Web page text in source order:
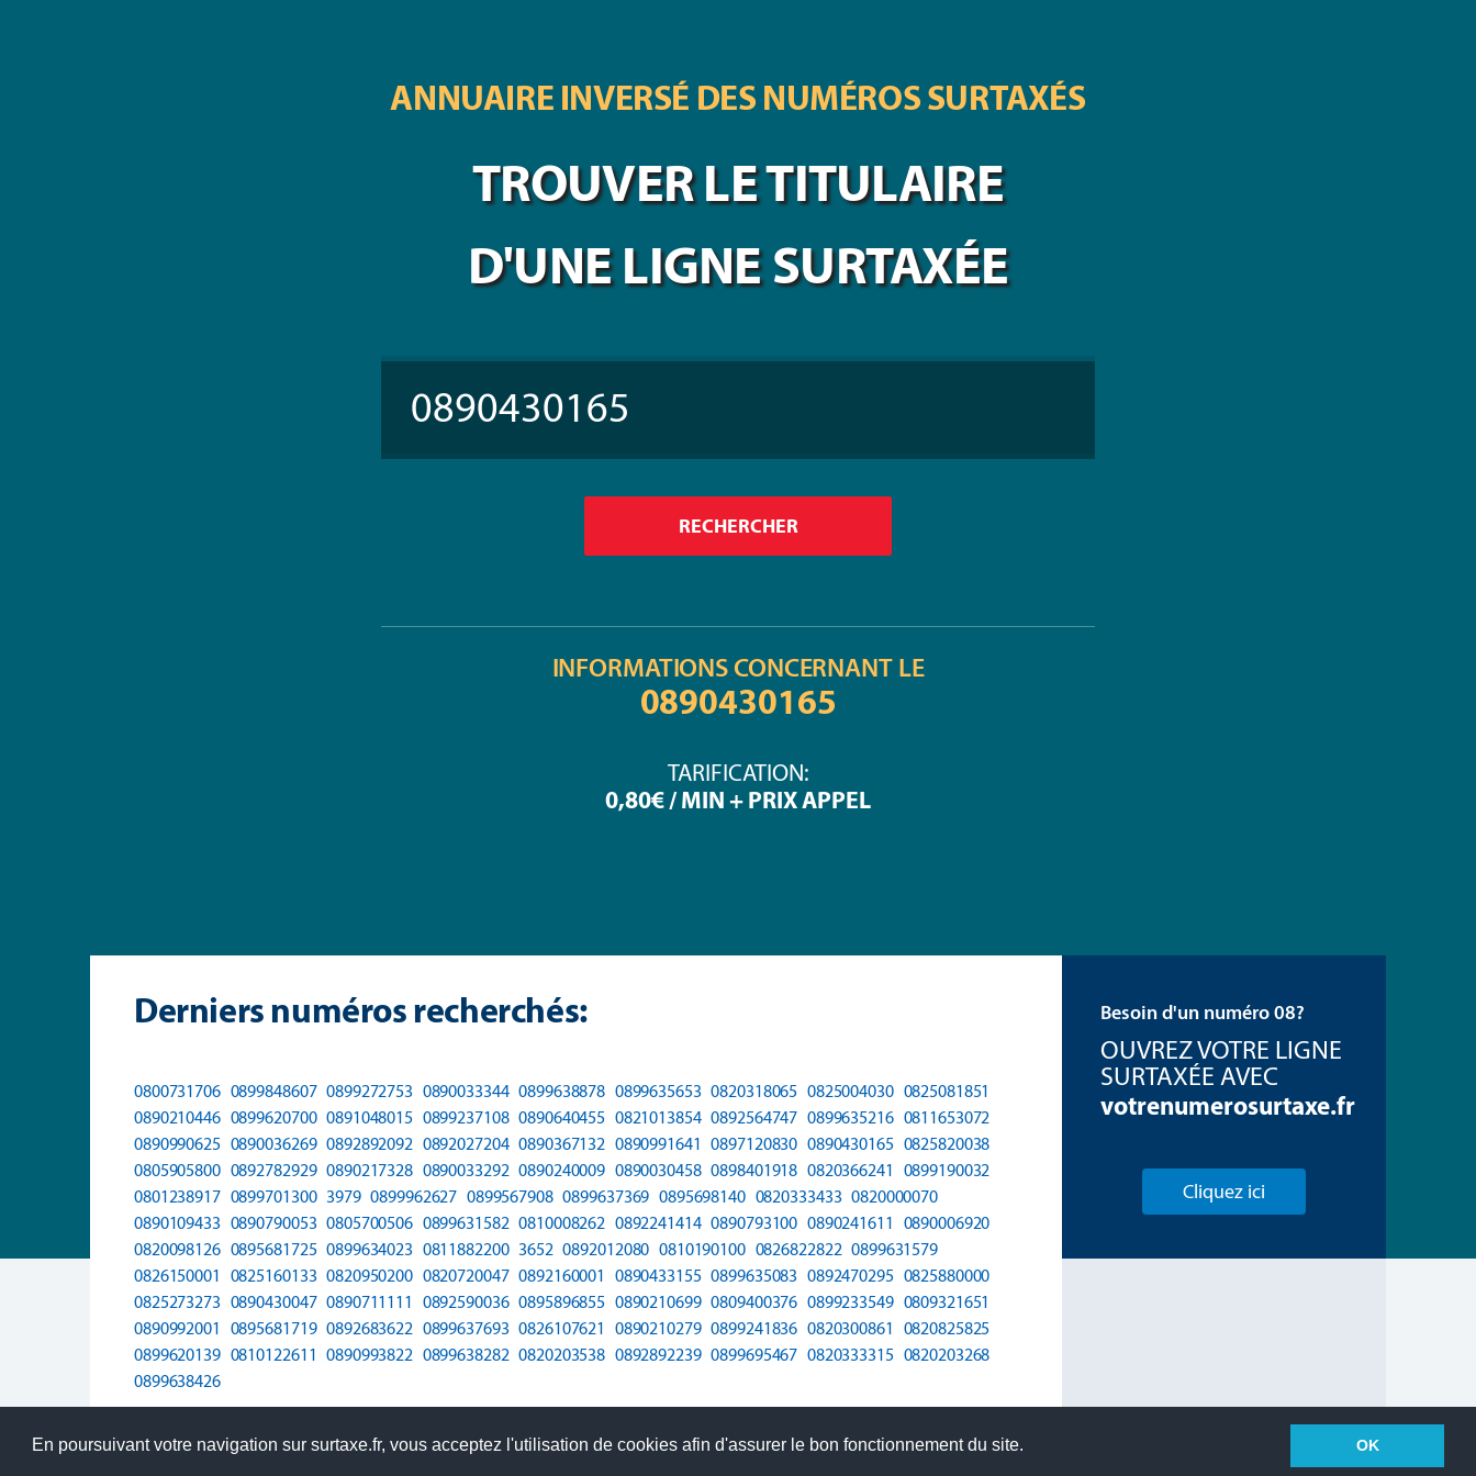
En poursuivant votre navigation sur surtaxe.fr, vous acceptez l'utilisation de cookies afin d'assurer le bon fonctionnement du site. OK
ANNUAIRE INVERSÉ DES NUMÉROS SURTAXÉS
TROUVER LE TITULAIRE
D'UNE LIGNE SURTAXÉE
INFORMATIONS CONCERNANT LE
0890430165
TARIFICATION:
0,80€ / MIN + PRIX APPEL
Derniers numéros recherchés:
0800731706 0899848607 0899272753 0890033344 0899638878 0899635653 0820318065 0825004030 0825081851
0890210446 0899620700 0891048015 0899237108 0890640455 0821013854 0892564747 0899635216 0811653072
0890990625 0890036269 0892892092 0892027204 0890367132 0890991641 0897120830 0890430165 0825820038
0805905800 0892782929 0890217328 0890033292 0890240009 0890030458 0898401918 0820366241 0899190032
0801238917 0899701300 3979 0899962627 0899567908 0899637369 0895698140 0820333433 0820000070
0890109433 0890790053 0805700506 0899631582 0810008262 0892241414 0890793100 0890241611 0890006920
0820098126 0895681725 0899634023 0811882200 3652 0892012080 0810190100 0826822822 0899631579
0826150001 0825160133 0820950200 0820720047 0892160001 0890433155 0899635083 0892470295 0825880000
0825273273 0890430047 0890711111 0892590036 0895896855 0890210699 0809400376 0899233549 0809321651
0890992001 0895681719 0892683622 0899637693 0826107621 0890210279 0899241836 0820300861 0820825825
0899620139 0810122611 0890993822 0899638282 0820203538 0892892239 0899695467 0820333315 0820203268
0899638426
Besoin d'un numéro 08?
OUVREZ VOTRE LIGNE
SURTAXÉE AVEC
votrenumerosurtaxe.fr
Cliquez ici